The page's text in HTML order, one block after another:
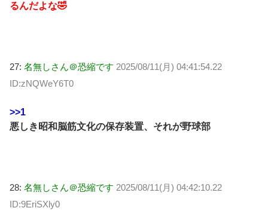
るんだよな🤣
27: 名無しさん＠恐縮です 2025/08/11(月) 04:41:54.22
ID:zNQWeY6T0
>>1
悪しき昭和脳筋文化の保存装置、それが野球部
28: 名無しさん＠恐縮です 2025/08/11(月) 04:42:10.22
ID:9EriSXly0